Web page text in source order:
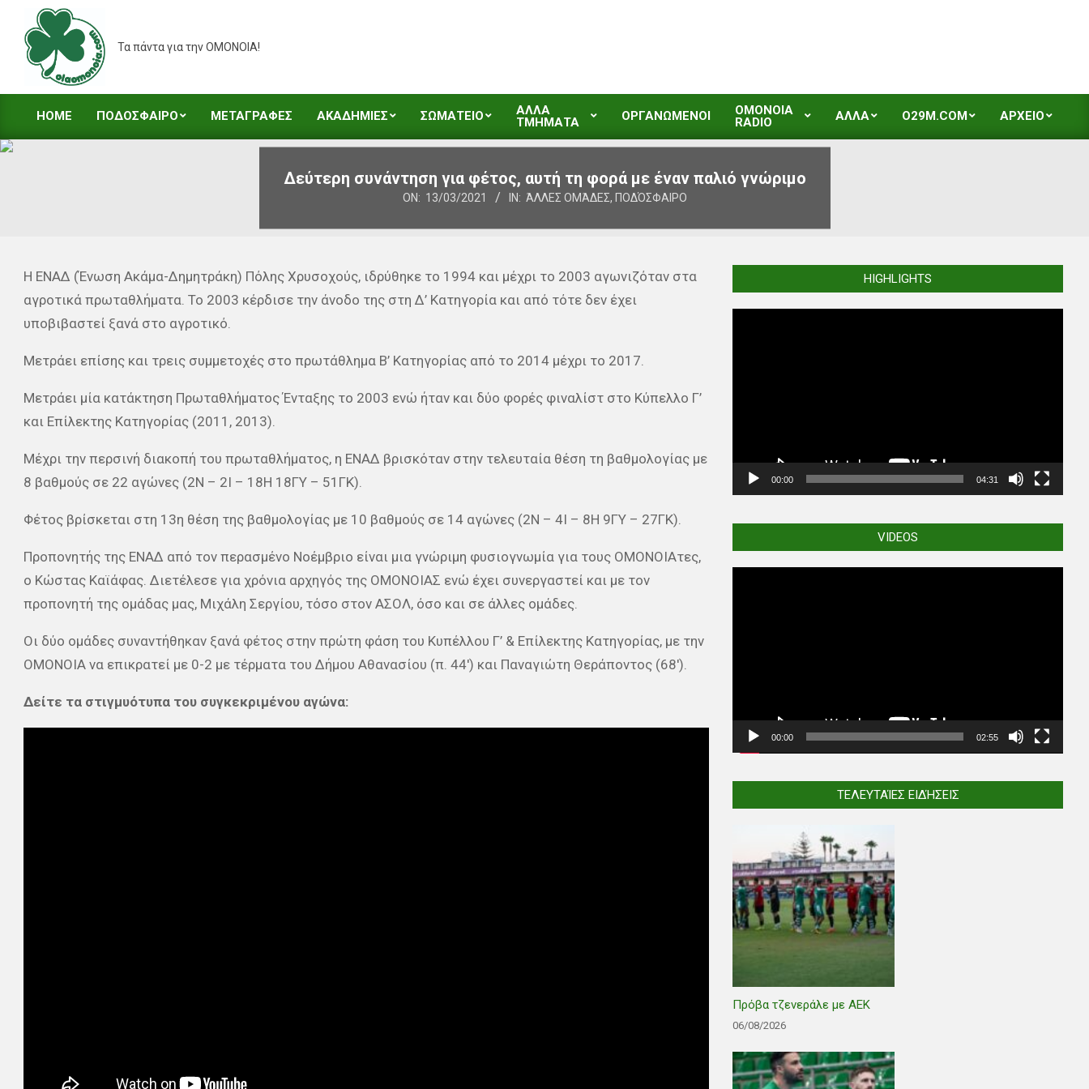
content
Τα πάντα για την ΟΜΟΝΟΙΑ!
HOME ΠΟΔΟΣΦΑΙΡΟ ΜΕΤΑΓΡΑΦΕΣ ΑΚΑΔΗΜΙΕΣ ΣΩΜΑΤΕΙΟ
ΑΛΛΑ
ΤΜΗΜΑΤΑ
ΟΡΓΑΝΩΜΕΝΟΙ
OMONOIA
RADIO
ΑΛΛΑ O29M.COM ΑΡΧΕΙΟ
Δεύτερη συνάντηση για φέτος, αυτή τη φορά με έναν παλιό γνώριμο
ON: 13/03/2021 IN: ΆΛΛΕΣ ΟΜΆΔΕΣ, ΠΟΔΌΣΦΑΙΡΟ
Η ΕΝΑΔ (Ένωση Ακάμα-Δημητράκη) Πόλης Χρυσοχούς, ιδρύθηκε το 1994 και μέχρι το 2003 αγωνιζόταν στα
αγροτικά πρωταθλήματα. Το 2003 κέρδισε την άνοδο της στη Δ’ Κατηγορία και από τότε δεν έχει
υποβιβαστεί ξανά στο αγροτικό.
Μετράει επίσης και τρεις συμμετοχές στο πρωτάθλημα Β’ Κατηγορίας από το 2014 μέχρι το 2017.
Μετράει μία κατάκτηση Πρωταθλήματος Ένταξης το 2003 ενώ ήταν και δύο φορές φιναλίστ στο Κύπελλο Γ’
και Επίλεκτης Κατηγορίας (2011, 2013).
Μέχρι την περσινή διακοπή του πρωταθλήματος, η ΕΝΑΔ βρισκόταν στην τελευταία θέση τη βαθμολογίας με
8 βαθμούς σε 22 αγώνες (2Ν – 2Ι – 18Η 18ΓΥ – 51ΓΚ).
Φέτος βρίσκεται στη 13η θέση της βαθμολογίας με 10 βαθμούς σε 14 αγώνες (2Ν – 4Ι – 8Η 9ΓΥ – 27ΓΚ).
Προπονητής της ΕΝΑΔ από τον περασμένο Νοέμβριο είναι μια γνώριμη φυσιογνωμία για τους ΟΜΟΝΟΙΑτες,
ο Κώστας Καϊάφας. Διετέλεσε για χρόνια αρχηγός της ΟΜΟΝΟΙΑΣ ενώ έχει συνεργαστεί και με τον
προπονητή της ομάδας μας, Μιχάλη Σεργίου, τόσο στον ΑΣΟΛ, όσο και σε άλλες ομάδες.
Οι δύο ομάδες συναντήθηκαν ξανά φέτος στην πρώτη φάση του Κυπέλλου Γ’ & Επίλεκτης Κατηγορίας, με την
ΟΜΟΝΟΙΑ να επικρατεί με 0-2 με τέρματα του Δήμου Αθανασίου (π. 44′) και Παναγιώτη Θεράποντος (68′).
Δείτε τα στιγμυότυπα του συγκεκριμένου αγώνα:
HIGHLIGHTS
00:00 04:31
VIDEOS
00:00 02:55
ΤΕΛΕΥΤΑΊΕΣ ΕΙΔΉΣΕΙΣ
Πρόβα τζενεράλε με ΑΕΚ
06/08/2026